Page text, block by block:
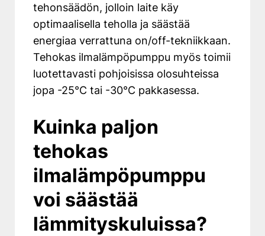
tehonsäädön, jolloin laite käy
optimaalisella teholla ja säästää
energiaa verrattuna on/off-tekniikkaan.
Tehokas ilmalämpöpumppu myös toimii
luotettavasti pohjoisissa olosuhteissa
jopa -25°C tai -30°C pakkasessa.
Kuinka paljon
tehokas
ilmalämpöpumppu
voi säästää
lämmityskuluissa?